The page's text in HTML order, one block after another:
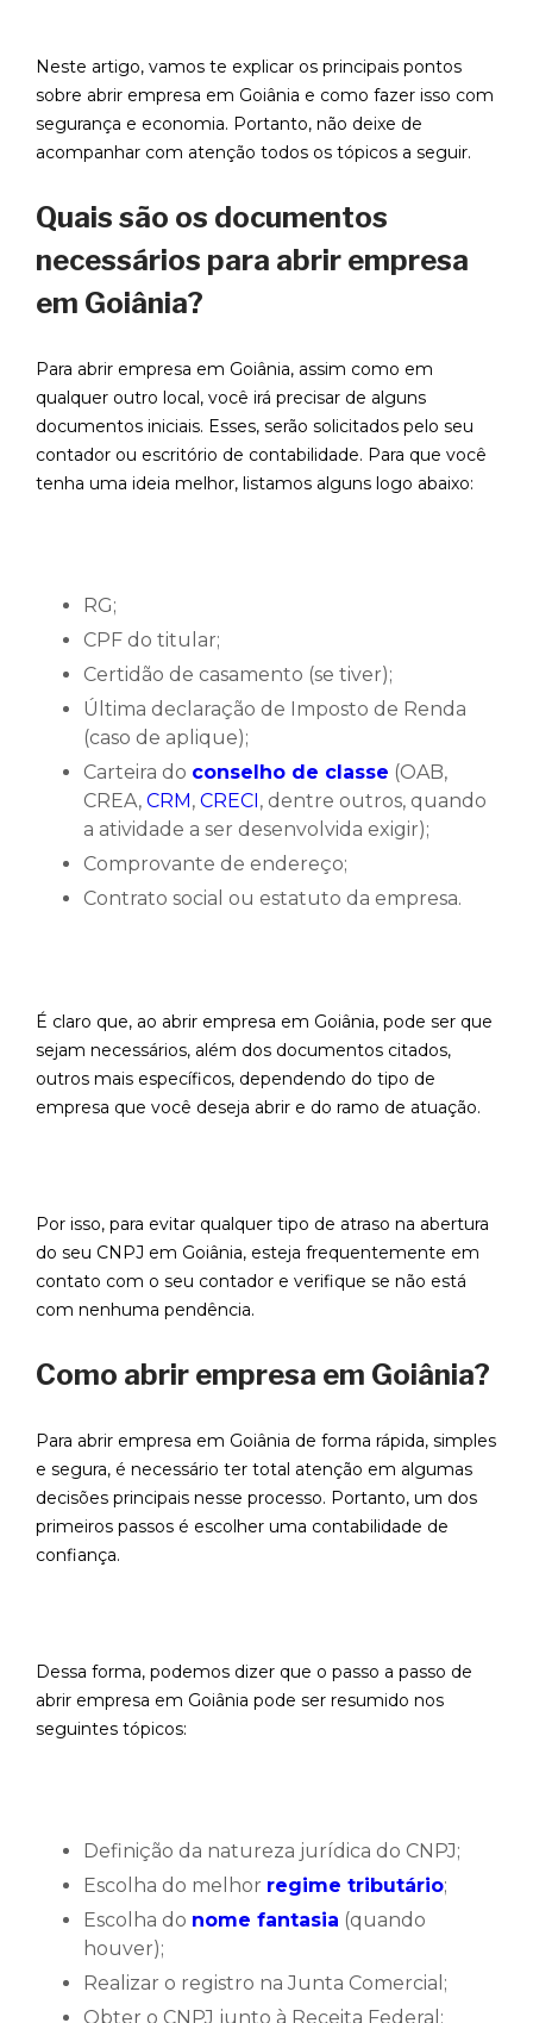
Neste artigo, vamos te explicar os principais pontos
sobre abrir empresa em Goiânia e como fazer isso com
segurança e economia. Portanto, não deixe de
acompanhar com atenção todos os tópicos a seguir.
Quais são os documentos
necessários para abrir empresa
em Goiânia?
Para abrir empresa em Goiânia, assim como em
qualquer outro local, você irá precisar de alguns
documentos iniciais. Esses, serão solicitados pelo seu
contador ou escritório de contabilidade. Para que você
tenha uma ideia melhor, listamos alguns logo abaixo:
RG;
CPF do titular;
Certidão de casamento (se tiver);
Última declaração de Imposto de Renda
(caso de aplique);
Carteira do conselho de classe (OAB,
CREA, CRM , CRECI , dentre outros, quando
a atividade a ser desenvolvida exigir);
Comprovante de endereço;
Contrato social ou estatuto da empresa.
É claro que, ao abrir empresa em Goiânia, pode ser que
sejam necessários, além dos documentos citados,
outros mais específicos, dependendo do tipo de
empresa que você deseja abrir e do ramo de atuação.
Por isso, para evitar qualquer tipo de atraso na abertura
do seu CNPJ em Goiânia, esteja frequentemente em
contato com o seu contador e verifique se não está
com nenhuma pendência.
Como abrir empresa em Goiânia?
Para abrir empresa em Goiânia de forma rápida, simples
e segura, é necessário ter total atenção em algumas
decisões principais nesse processo. Portanto, um dos
primeiros passos é escolher uma contabilidade de
confiança.
Dessa forma, podemos dizer que o passo a passo de
abrir empresa em Goiânia pode ser resumido nos
seguintes tópicos:
Definição da natureza jurídica do CNPJ;
Escolha do melhor regime tributário;
Escolha do nome fantasia (quando
houver);
Realizar o registro na Junta Comercial;
Obter o CNPJ junto à Receita Federal;